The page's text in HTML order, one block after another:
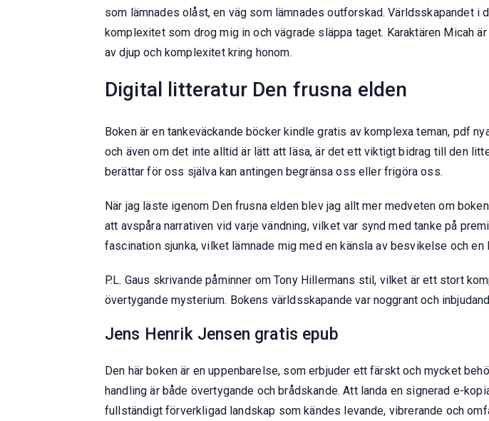
som lämnades olåst, en väg som lämnades outforskad. Världsskapandet i
komplexitet som drog mig in och vägrade släppa taget. Karaktären Micah
av djup och komplexitet kring honom.
Digital litteratur Den frusna elden
Boken är en tankeväckande böcker kindle gratis av komplexa teman, pdf
och även om det inte alltid är lätt att läsa, är det ett viktigt bidrag till den
berättar för oss själva kan antingen begränsa oss eller frigöra oss.
När jag läste igenom Den frusna elden blev jag allt mer medveten om
att avspåra narrativen vid varje vändning, vilket var synd med tanke på
fascination sjunka, vilket lämnade mig med en känsla av besvikelse och
P.L. Gaus skrivande påminner om Tony Hillermans stil, vilket är ett stort
övertygande mysterium. Bokens världsskapande var noggrant och
Jens Henrik Jensen gratis epub
Den här boken är en uppenbarelse, som erbjuder ett färskt och mycket
handling är både övertygande och brådskande. Att landa en signerad e-
fullständigt förverkligad landskap som kändes levande, vibrerande och